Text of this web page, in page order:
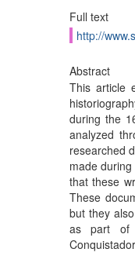
Full text
http://
Abstract
This article
during the
analyzed
researched
made
that these
These
but they
as part of